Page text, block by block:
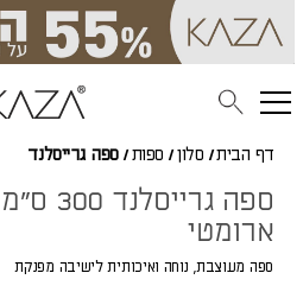
דף הבית/ סלון / ספות / ספה גרייסלנד
ספה
ארומטי
ספה מעוצבת, נוחה ואיכותית לישיבה מפנקת